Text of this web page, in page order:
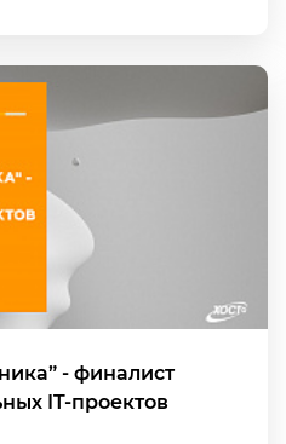
- финалист
IT-проектов